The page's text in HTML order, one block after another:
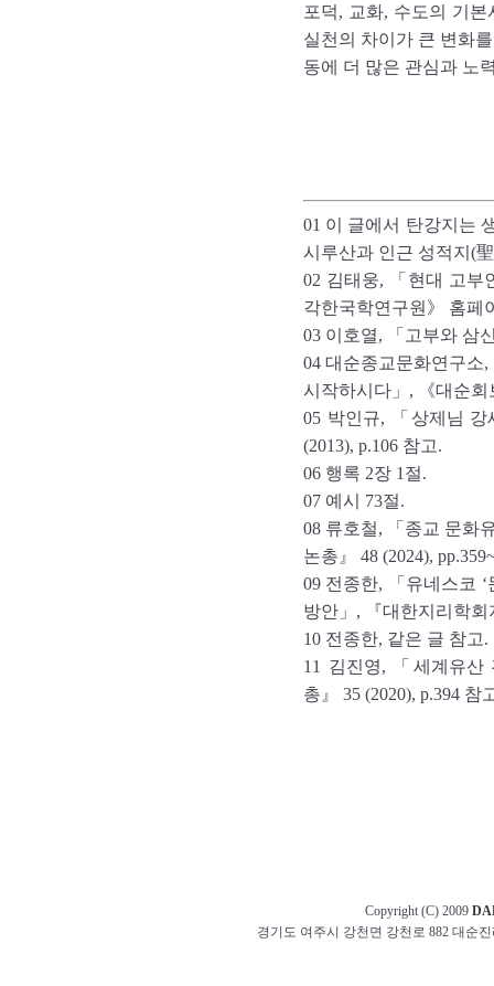
포덕, 교화, 수도의 기
실천의 차이가 큰 변화
동에 더 많은 관심과 노
01 이 글에서 탄강지는
시루산과 인근 성적지(
02 김태웅, 「현대 고부
각한국학연구원》 홈페
03 이호열, 「고부와 삼
04 대순종교문화연구소
시작하시다」, 《대순회
05 박인규, 「상제님
(2013), p.106 참고.
06 행록 2장 1절.
07 예시 73절.
08 류호철, 「종교 문화
논총』 48 (2024),
09 전종한, 「유네스코
방안」, 『대한지리학회
10 전종한, 같은 글 참고.
11 김진영, 「세계유산
총』 35 (2020), p.394 참
Copyright (C) 2009
경기도 여주시 강천면 강천로 882 대순진